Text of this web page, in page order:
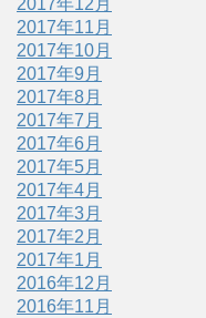
2017年11月
2017年10月
2017年9月
2017年8月
2017年7月
2017年6月
2017年5月
2017年4月
2017年3月
2017年2月
2017年1月
2016年12月
2016年11月